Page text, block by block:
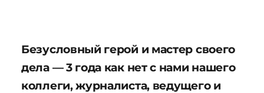
Безусловный герой и мастер своего
дела — 3 года как нет с нами нашего
коллеги, журналиста, ведущего и